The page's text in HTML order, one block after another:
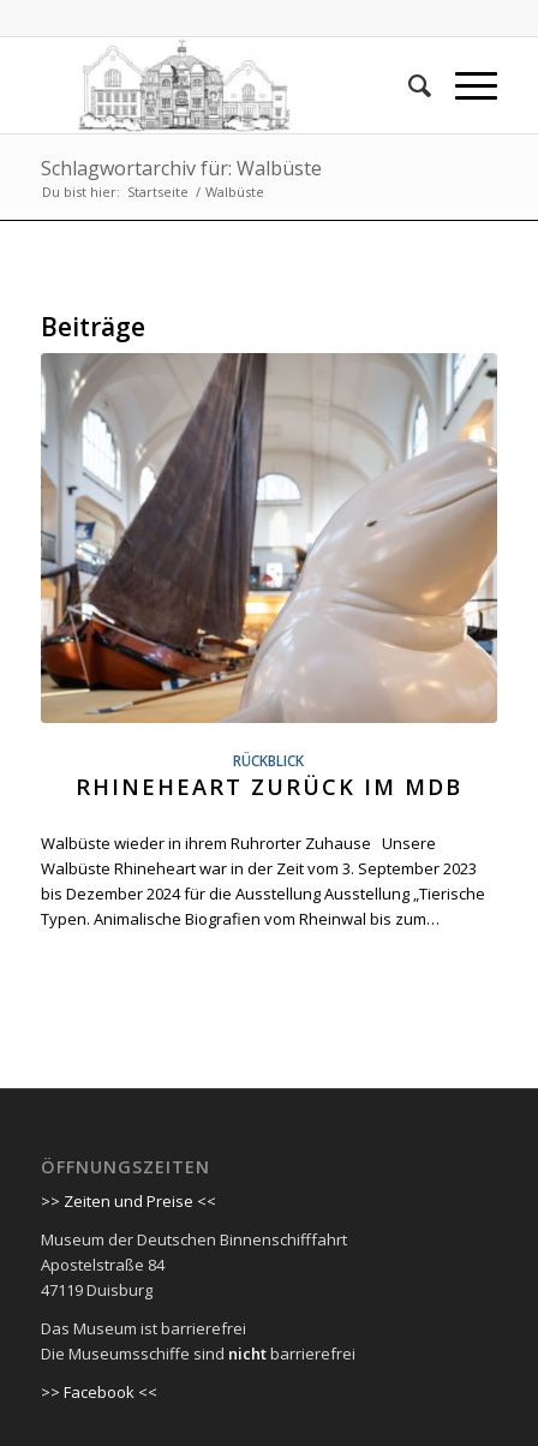
Schlagwortarchiv für: Walbüste
Du bist hier: Startseite / Walbüste
Beiträge
RÜCKBLICK
RHINEHEART ZURÜCK IM MDB
Walbüste wieder in ihrem Ruhrorter Zuhause Unsere
Walbüste Rhineheart war in der Zeit vom 3. September 2023
bis Dezember 2024 für die Ausstellung Ausstellung „Tierische
Typen. Animalische Biografien vom Rheinwal bis zum…
ÖFFNUNGSZEITEN
>> Zeiten und Preise <<
Museum der Deutschen Binnenschifffahrt
Apostelstraße 84
47119 Duisburg
Das Museum ist barrierefrei
Die Museumsschiffe sind nichtbarrierefrei
>> Facebook <<